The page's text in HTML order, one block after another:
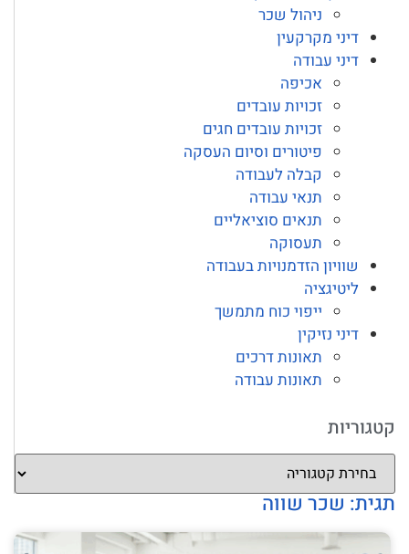
ניהול שכר
דיני מקרקעין
דיני עבודה
אכיפה
זכויות עובדים
זכויות עובדים חגים
פיטורים וסיום העסקה
קבלה לעבודה
תנאי עבודה
תנאים סוציאליים
תעסוקה
שוויון הזדמנויות בעבודה
ליטיגציה
ייפוי כוח מתמשך
דיני נזיקין
תאונות דרכים
תאונות עבודה
קטגוריות
תגית: שכר שווה